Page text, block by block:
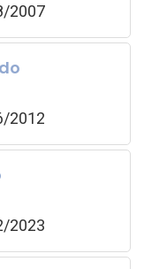
2007
2012
2023